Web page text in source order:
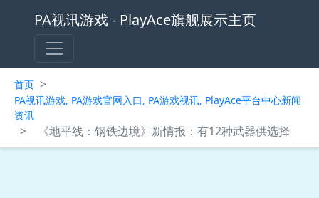
PA视讯游戏 - PlayAce旗舰展示主页
首页 >
PA视讯游戏, PA游戏官网入口, PA游戏视讯, PlayAce平台中心新闻
资讯
> 《地平线：钢铁边境》新情报：有12种武器供选择